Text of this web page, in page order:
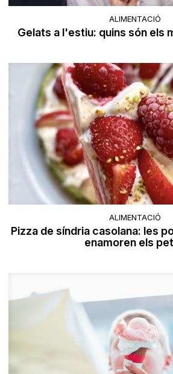
ALIMENTACIÓ
Gelats a l'estiu: quins són els
ALIMENTACIÓ
Pizza de síndria casolana: les
enamoren els